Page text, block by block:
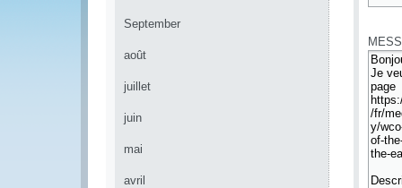
September
août
juillet
juin
mai
avril